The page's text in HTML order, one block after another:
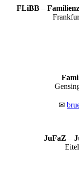
FLiBB –
✉
JuFaZ –